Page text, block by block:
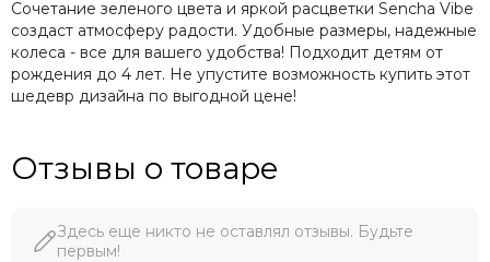
Сочетание зеленого цвета и яркой расцветки Sencha Vibe
создаст атмосферу радости. Удобные размеры, надежные
колеса - все для вашего удобства! Подходит детям от
рождения до 4 лет. Не упустите возможность купить этот
шедевр дизайна по выгодной цене!
Отзывы о товаре
Здесь еще никто не оставлял отзывы. Будьте
первым!